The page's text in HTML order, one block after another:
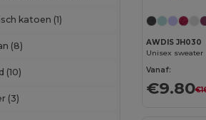
katoen (1)
(8)
(10)
(3)
AWDIS JH030
Unisex sweater
Vanaf:
€9.80